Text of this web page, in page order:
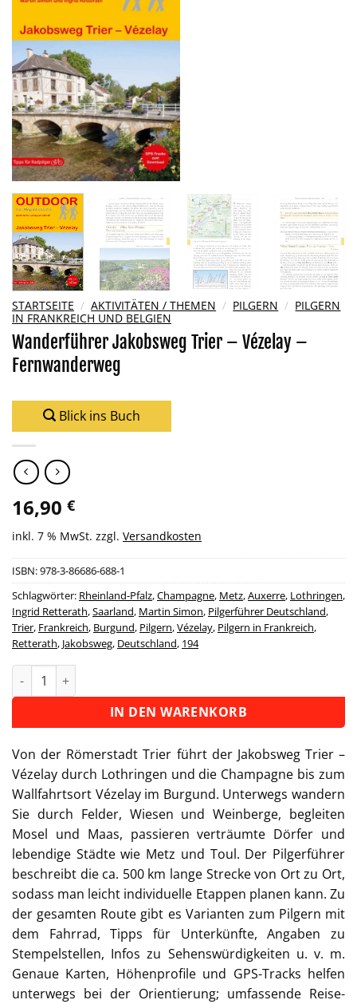
STARTSEITE / AKTIVITÄTEN / THEMEN / PILGERN / PILGERN
IN FRANKREICH UND BELGIEN
Wanderführer Jakobsweg Trier – Vézelay –
Fernwanderweg
Blick ins Buch
16,90 €
inkl. 7 % MwSt. zzgl. Versandkosten
ISBN:978-3-86686-688-1
Schlagwörter: Rheinland-Pfalz,Champagne, Metz,Auxerre, Lothringen,
Ingrid Retterath,Saarland, Martin Simon, Pilgerführer Deutschland,
Trier, Frankreich, Burgund, Pilgern,Vézelay, Pilgern in Frankreich,
Retterath, Jakobsweg, Deutschland, 194
Wanderführer Jakobsweg Trier - Vézelay - Fernwanderweg
IN DEN WARENKORB
Alternative:
Von der Römerstadt Trier führt der Jakobsweg Trier –
Vézelay durch Lothringen und die Champagne bis zum
Wallfahrtsort Vézelay im Burgund. Unterwegs wandern
Sie durch Felder, Wiesen und Weinberge, begleiten
Mosel und Maas, passieren verträumte Dörfer und
lebendige Städte wie Metz und Toul. Der Pilgerführer
beschreibt die ca. 500 km lange Strecke von Ort zu Ort,
sodass man leicht individuelle Etappen planen kann. Zu
der gesamten Route gibt es Varianten zum Pilgern mit
dem Fahrrad, Tipps für Unterkünfte, Angaben zu
Stempelstellen, Infos zu Sehenswürdigkeiten u. v. m.
Genaue Karten, Höhenprofile und GPS-Tracks helfen
unterwegs bei der Orientierung; umfassende Reise-